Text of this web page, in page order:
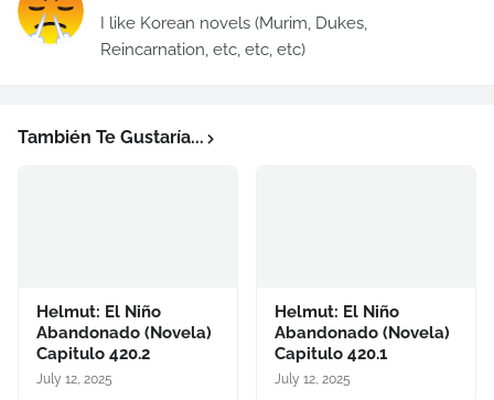
I like Korean novels (Murim, Dukes,
Reincarnation, etc, etc, etc)
También Te Gustaría...
Helmut: El Niño
Abandonado (Novela)
Capitulo 420.2
July 12, 2025
Helmut: El Niño
Abandonado (Novela)
Capitulo 420.1
July 12, 2025